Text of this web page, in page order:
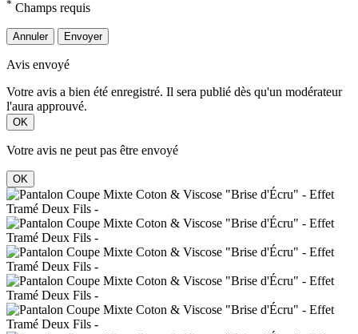
* Champs requis
Annuler Envoyer
Avis envoyé
Votre avis a bien été enregistré. Il sera publié dès qu'un modérateur
l'aura approuvé.
OK
Votre avis ne peut pas être envoyé
OK